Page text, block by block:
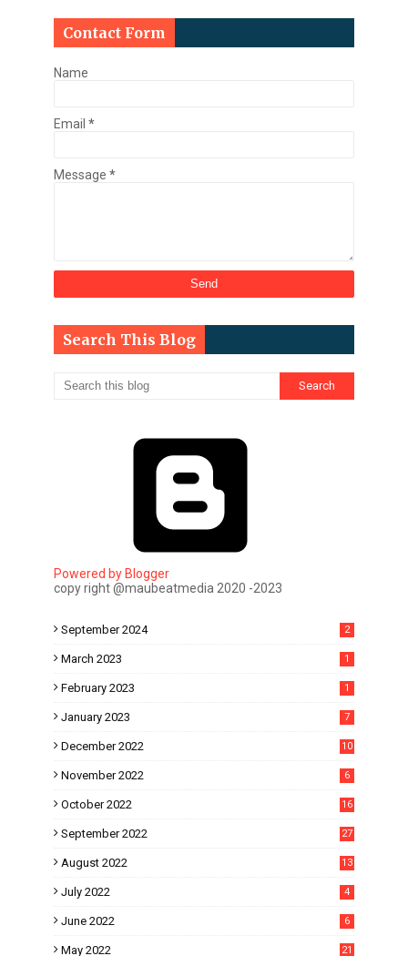
Contact Form
Name
Email *
Message *
Search This Blog
Powered by Blogger
copy right @maubeatmedia 2020 -2023
September 2024 2
March 2023 1
February 2023 1
January 2023 7
December 2022 10
November 2022 6
October 2022 16
September 2022 27
August 2022 13
July 2022 4
June 2022 6
May 2022 21